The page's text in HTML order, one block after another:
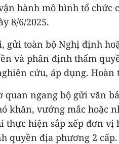
hành mô hình tổ chức
8/6/2025.
gửi toàn bộ Nghị định
và phân định thẩm
cứu, áp dụng. Hoàn
quan ngang bộ gửi văn
khăn, vướng mắc hoặc
thực hiện sắp xếp đơn vị
quyền địa phương 2